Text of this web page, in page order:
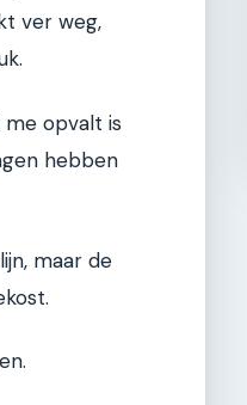
ver weg,
opvalt is
hebben
maar de